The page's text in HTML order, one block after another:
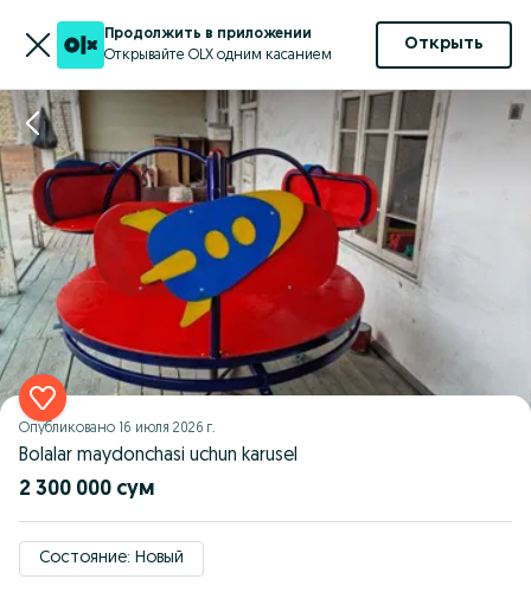
Продолжить в приложении
Открывайте OLX одним касанием
Открыть
Опубликовано 16 июля 2026 г.
Bolalar maydonchasi uchun karusel
2 300 000 сум
Состояние: Новый